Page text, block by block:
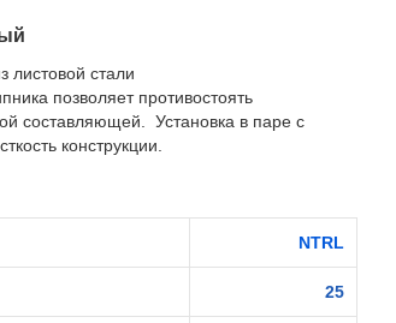
листовой стали
позволяет противостоять
составляющей. Установка в паре с
конструкции.
NTRL
25